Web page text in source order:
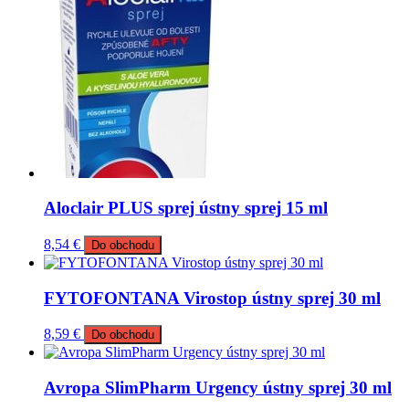
Aloclair PLUS sprej ústny sprej 15 ml
8,54 € Do obchodu
FYTOFONTANA Virostop ústny sprej 30 ml
8,59 € Do obchodu
Avropa SlimPharm Urgency ústny sprej 30 ml